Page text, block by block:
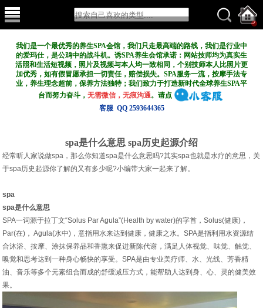
我们是一个最优秀的养生SPA会馆，我们只走最高端的路线，我们是行业中
的爱玛仕，是公鸡中的战斗机。诱SPA养生会馆承诺：网站技师均为真实生
活照和生活短视频，照片及视频与本人均一致相同，个别技师本人比照片更
加优秀，如有假冒愿承担一切责任，赔偿损失。SPA服务一流，按摩手法专
业，养生理念超前，保养方法独特；我们致力于打造新时代全球养生SPA平
台而努力奋斗，无需微信，无痕沟通。请点
客服 QQ 2593644365
spa是什么意思 spa历史起源介绍
经常听人家说做spa，那么你知道spa是什么意思吗?其实spa也就是水疗的意思，关
于spa历史起源你了解的又有多少呢?小编带大家一起来了解。
spa
spa是什么意思
SPA一词源于拉丁文“Solus Par Agula”(Health by water)的字首，Solus(健康)，
Par(在)， Agula(水中)，意指用水来达到健康，健康之水。SPA是指利用水资源结
合沐浴、按摩、涂抹保养品和香熏来促进新陈代谢，满足人体视觉、味觉、触觉、
嗅觉和思考达到一种身心畅快的享受。SPA是由专业美疗师、水、光线、芳香精
油、音乐等多个元素组合而成的舒缓减压方式，能帮助人达到身、心、灵的健美效
果。